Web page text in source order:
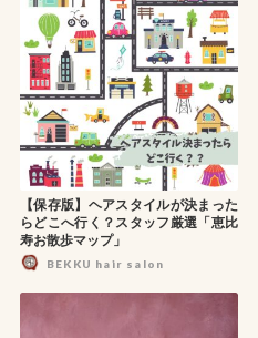
【保存版】ヘアスタイルが決まった
らどこへ行く？スタッフ厳選「恵比
寿お散歩マップ」
BEKKU hair salon